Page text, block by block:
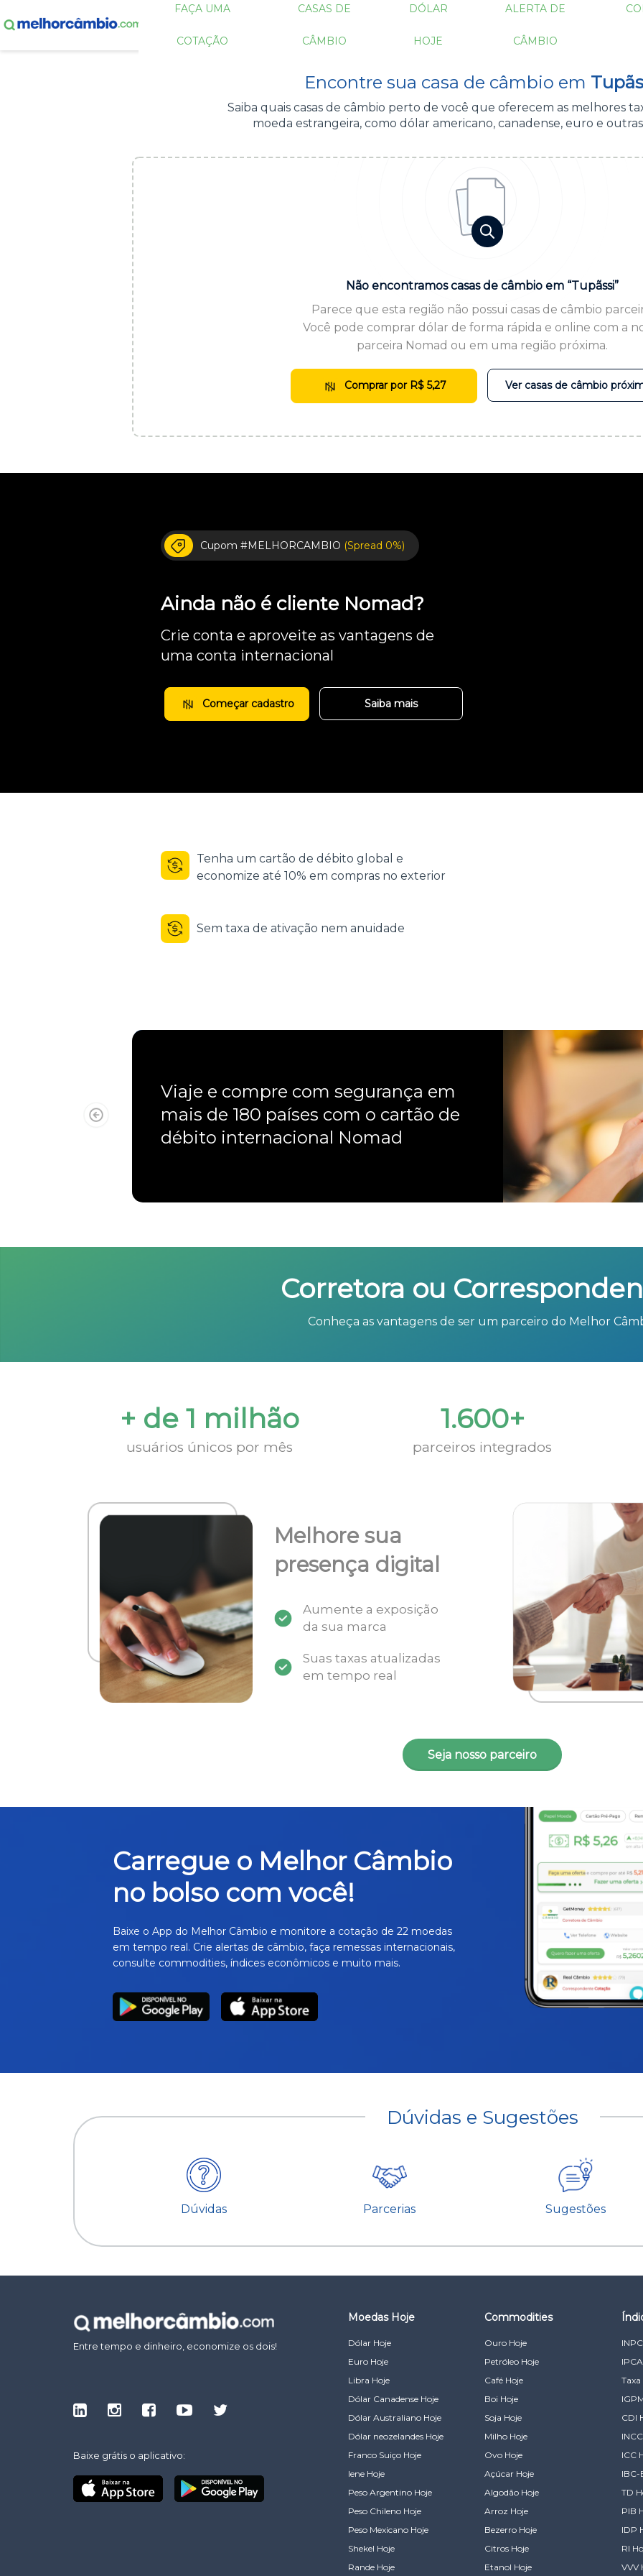
FAÇA UMA
COTAÇÃO
CASAS DE
CÂMBIO
DÓLAR
HOJE
ALERTA DE
CÂMBIO
Encontre sua casa de câmbio em
Saiba quais casas de câmbio perto de você que oferecem as melhores
moeda estrangeira, como dólar americano, canadense, euro e
Não encontramos casas de câmbio em “Tupãssi”
Parece que esta região não possui casas de câmbio
Você pode comprar dólar de forma rápida e online com a
parceira Nomad ou em uma região próxima.
Comprar por R$ 5,27 Ver casas de câmbio
Cupom #MELHORCAMBIO (Spread 0%)
Ainda não é cliente Nomad?
Crie conta e aproveite as vantagens de
uma conta internacional
Começar cadastro Saiba mais
Tenha um cartão de débito global e
economize até 10% em compras no exterior
Sem taxa de ativação nem anuidade
Viaje e compre com segurança em
mais de 180 países com o cartão de
débito internacional Nomad
Corretora ou
Conheça as vantagens de ser um parceiro do Melhor
+ de 1 milhão
usuários únicos por mês
1.600+
parceiros integrados
Melhore sua
presença digital
Aumente a exposição
da sua marca
Suas taxas atualizadas
em tempo real
Seja nosso parceiro
Carregue o Melhor Câmbio
no bolso com você!
Baixe o App do Melhor Câmbio e monitore a cotação de 22 moedas
em tempo real. Crie alertas de câmbio, faça remessas internacionais,
consulte commodities, índices econômicos e muito mais.
Dúvidas e Sugestões
Dúvidas Parcerias Sugestões
Entre tempo e dinheiro, economize os dois!
Baixe grátis o aplicativo:
Moedas Hoje
Dólar Hoje
Euro Hoje
Libra Hoje
Dólar Canadense Hoje
Dólar Australiano Hoje
Dólar neozelandes Hoje
Franco Suiço Hoje
Iene Hoje
Peso Argentino Hoje
Peso Chileno Hoje
Peso Mexicano Hoje
Shekel Hoje
Rande Hoje
Commodities
Ouro Hoje
Petróleo Hoje
Café Hoje
Boi Hoje
Soja Hoje
Milho Hoje
Ovo Hoje
Açúcar Hoje
Algodão Hoje
Arroz Hoje
Bezerro Hoje
Citros Hoje
Etanol Hoje
Taxa
CDI
ICC
IBC-
TD
PIB
IDP
RI
VVV